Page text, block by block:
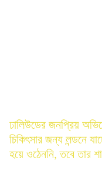
ঢালিউডের জনপ্রিয়
চিকিৎসার জন্য লন্ডনে
হয়ে ওঠেননি, তবে তার